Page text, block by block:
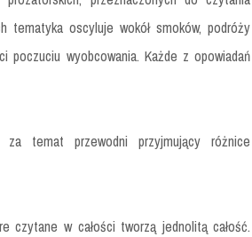
oscyluje wokół smoków, podróży
poczuciu wyobcowania. Każde z opowiadań
temat przewodni przyjmujący różnice
czytane w całości tworzą jednolitą całość.